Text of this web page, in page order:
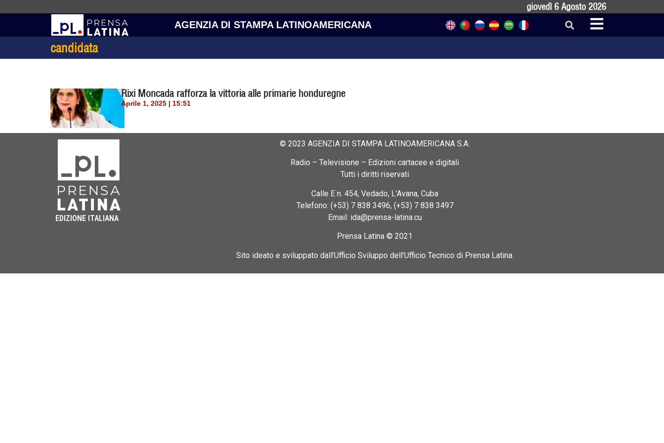
giovedì 6 Agosto 2026
AGENZIA DI STAMPA LATINOAMERICANA
candidata
Rixi Moncada rafforza la vittoria alle primarie honduregne
Aprile 1, 2025 | 15:51
EDIZIONE ITALIANA
© 2023 AGENZIA DI STAMPA LATINOAMERICANA S.A.
Radio – Televisione – Edizioni cartacee e digitali
Tutti i diritti riservati
Calle E n. 454, Vedado, L’Avana, Cuba
Telefono: (+53) 7 838 3496, (+53) 7 838 3497
Email: ida@prensa-latina.cu
Prensa Latina © 2021
Sito ideato e sviluppato dall’Ufficio Sviluppo dell’Ufficio Tecnico di Prensa Latina.